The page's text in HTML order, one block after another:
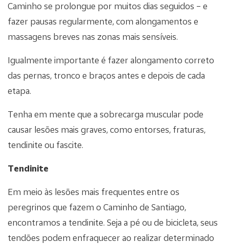
Caminho se prolongue por muitos dias seguidos – e
fazer pausas regularmente, com alongamentos e
massagens breves nas zonas mais sensíveis.
Igualmente importante é fazer alongamento correto
das pernas, tronco e braços antes e depois de cada
etapa.
Tenha em mente que a sobrecarga muscular pode
causar lesões mais graves, como entorses, fraturas,
tendinite ou fascite.
Tendinite
Em meio às lesões mais frequentes entre os
peregrinos que fazem o Caminho de Santiago,
encontramos a tendinite. Seja a pé ou de bicicleta, seus
tendões podem enfraquecer ao realizar determinado